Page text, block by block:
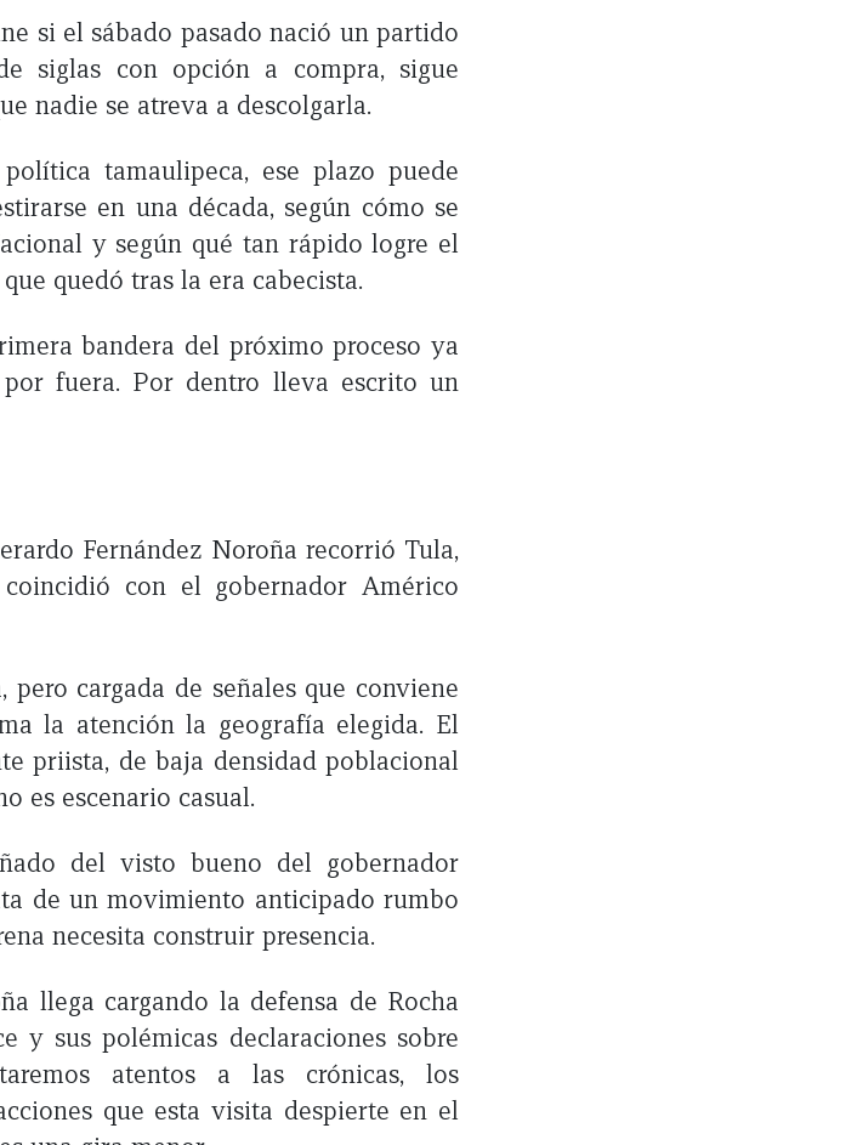
si el sábado pasado nació un partido
siglas con opción a compra, sigue
nadie se atreva a descolgarla.
tamaulipeca, ese plazo puede
en una década, según cómo se
y según qué tan rápido logre el
quedó tras la era cabecista.
bandera del próximo proceso ya
fuera. Por dentro lleva escrito un
Fernández Noroña recorrió Tula,
con el gobernador Américo
cargada de señales que conviene
la atención la geografía elegida. El
priista, de baja densidad poblacional
es escenario casual.
del visto bueno del gobernador
de un movimiento anticipado rumbo
necesita construir presencia.
llega cargando la defensa de Rocha
y sus polémicas declaraciones sobre
atentos a las crónicas, los
que esta visita despierte en el